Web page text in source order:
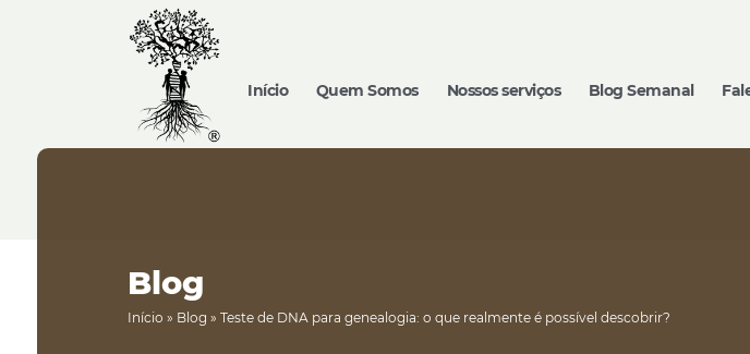
Início Quem Somos Nossos serviços Blog Semanal
Blog
Início » Blog » Teste de DNA para genealogia: o que realmente é possível descobrir?